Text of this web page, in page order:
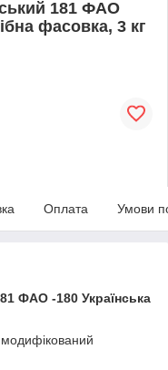
181 ФАО
фасовка, 3 кг
Оплата Умови
ФАО -180 Українська